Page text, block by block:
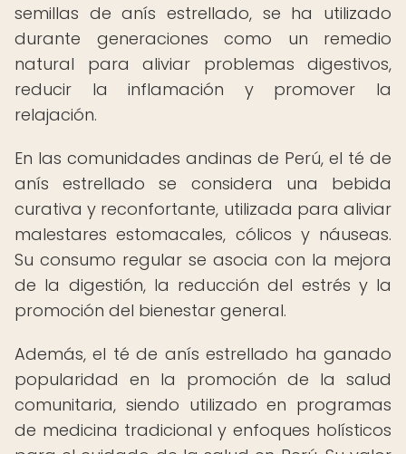
semillas de anís estrellado, se ha utilizado
durante generaciones como un remedio
natural para aliviar problemas digestivos,
reducir la inflamación y promover la
relajación.
En las comunidades andinas de Perú, el té de
anís estrellado se considera una bebida
curativa y reconfortante, utilizada para aliviar
malestares estomacales, cólicos y náuseas.
Su consumo regular se asocia con la mejora
de la digestión, la reducción del estrés y la
promoción del bienestar general.
Además, el té de anís estrellado ha ganado
popularidad en la promoción de la salud
comunitaria, siendo utilizado en programas
de medicina tradicional y enfoques holísticos